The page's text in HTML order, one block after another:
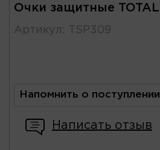
Очки защитные TOTAL
Артикул : TSP309
Напомнить о поступлении
Написать отзыв